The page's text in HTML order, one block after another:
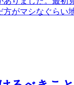
がマシなぐらい